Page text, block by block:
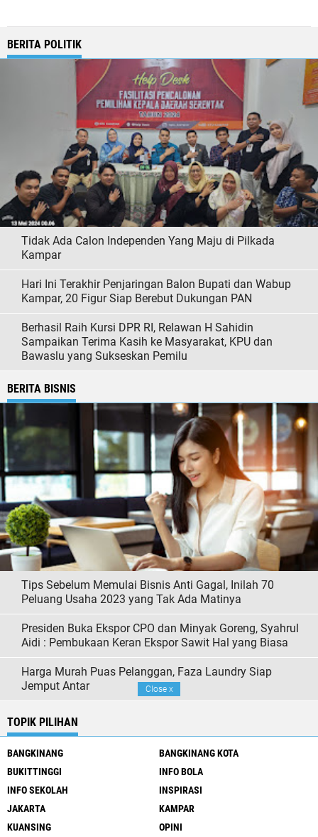
BERITA POLITIK
Tidak Ada Calon Independen Yang Maju di Pilkada
Kampar
Hari Ini Terakhir Penjaringan Balon Bupati dan Wabup
Kampar, 20 Figur Siap Berebut Dukungan PAN
Berhasil Raih Kursi DPR RI, Relawan H Sahidin
Sampaikan Terima Kasih ke Masyarakat, KPU dan
Bawaslu yang Sukseskan Pemilu
BERITA BISNIS
Tips Sebelum Memulai Bisnis Anti Gagal, Inilah 70
Peluang Usaha 2023 yang Tak Ada Matinya
Presiden Buka Ekspor CPO dan Minyak Goreng, Syahrul
Aidi : Pembukaan Keran Ekspor Sawit Hal yang Biasa
Harga Murah Puas Pelanggan, Faza Laundry Siap
Jemput Antar
TOPIK PILIHAN
BANGKINANG
BANGKINANG KOTA
BUKITTINGGI
INFO BOLA
INFO SEKOLAH
INSPIRASI
JAKARTA
KAMPAR
KUANSING
OPINI
Close x